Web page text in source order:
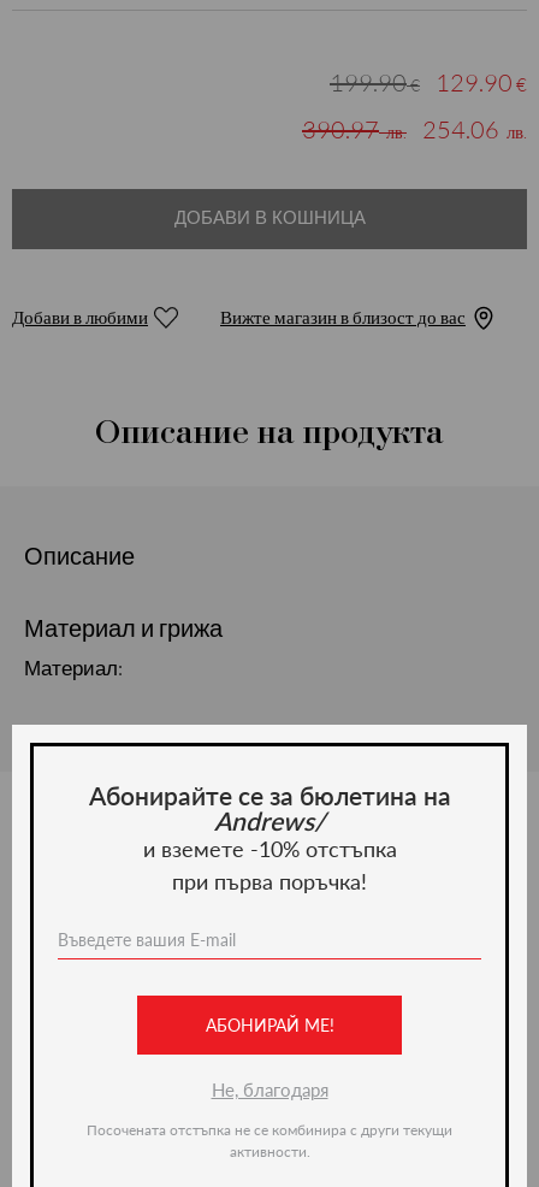
199.90€ 129.90 €
390.97лв. 254.06 лв.
ДОБАВИ В КОШНИЦА
Добави в любими Вижте магазин в близост до вас
Описание на продукта
Описание
Материал и грижа
Материал:
Ние препоръчваме
-50%
Абонирайте се за бюлетина на
Andrews/
и вземете -10% отстъпка
при първа поръчка!
АБОНИРАЙ МЕ!
Не, благодаря
Посочената отстъпка не се комбинира с други текущи
активности.